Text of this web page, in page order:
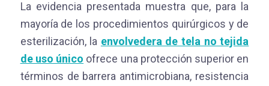
La evidencia presentada muestra que, para la
mayoría de los procedimientos quirúrgicos y de
esterilización, la envolvedera de tela no tejida
de uso único ofrece una protección superior en
términos de barrera antimicrobiana, resistencia